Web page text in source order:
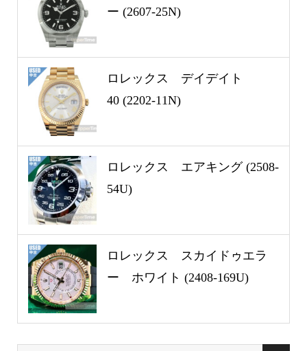
ー (2607-25N)
ロレックス デイデイト
40 (2202-11N)
ロレックス エアキング (2508-
54U)
ロレックス スカイドゥエラ
ー ホワイト (2408-169U)